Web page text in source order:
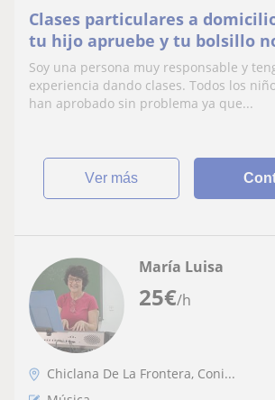
Clases particulares a
tu hijo apruebe y tu bolsillo
Soy una persona muy responsable y
experiencia dando clases. Todos los
han aprobado sin problema ya que...
ver más
25€/h
María Luisa
Chiclana De La Frontera, Coni...